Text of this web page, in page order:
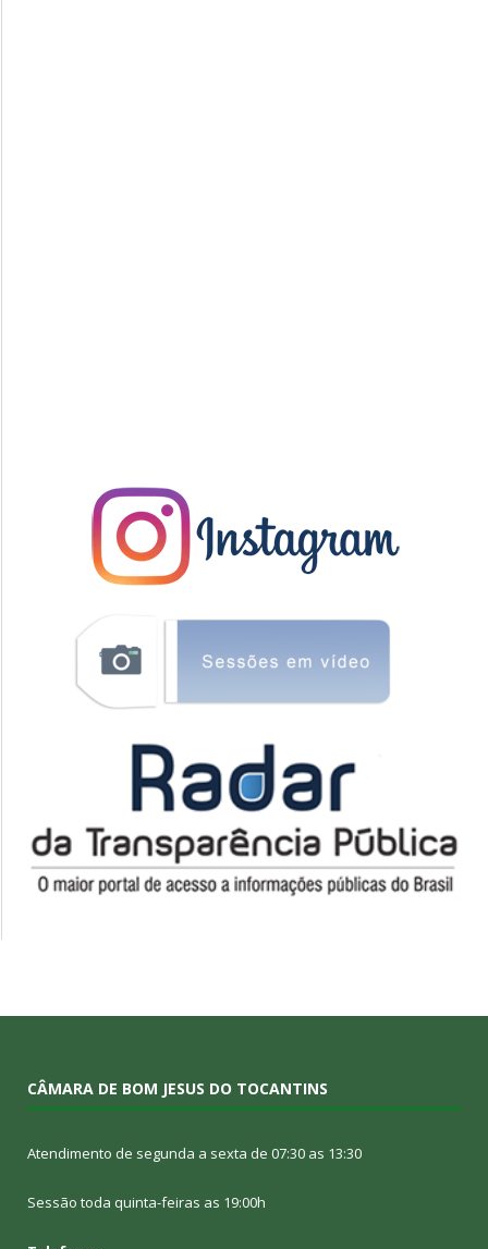
CÂMARA DE BOM JESUS DO TOCANTINS
Atendimento de segunda a sexta de 07:30 as 13:30
Sessão toda quinta-feiras as 19:00h